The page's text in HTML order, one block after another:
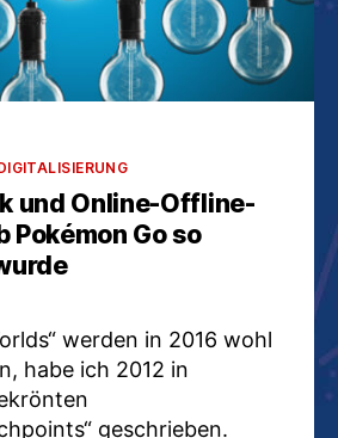
und Online-Offline-
Pokémon Go so
werden in 2016 wohl
habe ich 2012 in
geschrieben.